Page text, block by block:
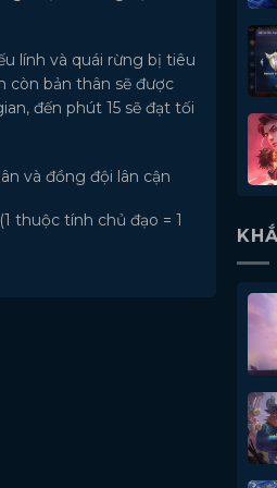
lính và quái rừng bị tiêu
còn bản thân sẽ được
đến phút 15 sẽ đạt tối
và đồng đội lân cận
thuộc tính chủ đạo = 1